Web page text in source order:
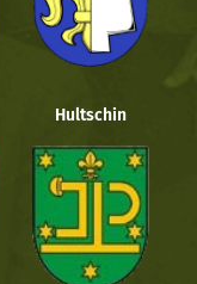
Hultschin